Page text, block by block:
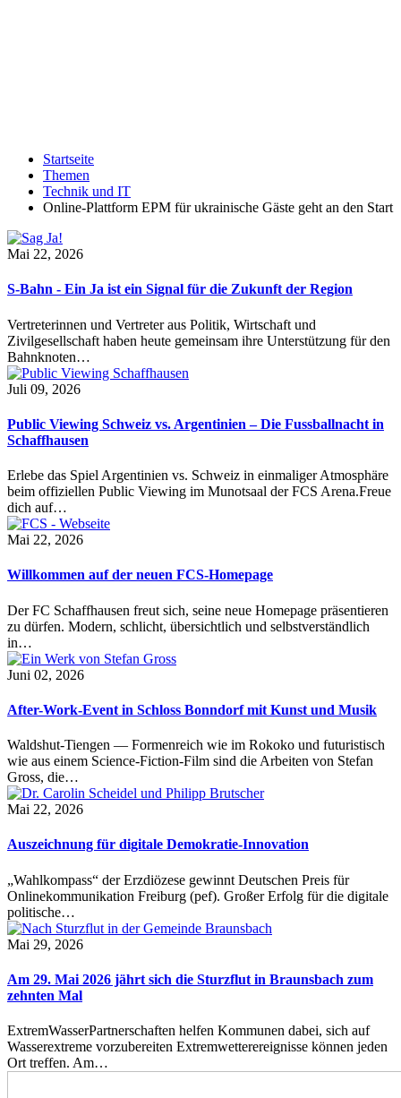
Startseite
Themen
Technik und IT
Online-Plattform EPM für ukrainische Gäste geht an den Start
Mai 22, 2026
S-Bahn - Ein Ja ist ein Signal für die Zukunft der Region
Vertreterinnen und Vertreter aus Politik, Wirtschaft und
Zivilgesellschaft haben heute gemeinsam ihre Unterstützung für den
Bahnknoten…
Juli 09, 2026
Public Viewing Schweiz vs. Argentinien – Die Fussballnacht in
Schaffhausen
Erlebe das Spiel Argentinien vs. Schweiz in einmaliger Atmosphäre
beim offiziellen Public Viewing im Munotsaal der FCS Arena.Freue
dich auf…
Mai 22, 2026
Willkommen auf der neuen FCS-Homepage
Der FC Schaffhausen freut sich, seine neue Homepage präsentieren
zu dürfen. Modern, schlicht, übersichtlich und selbstverständlich
in…
Juni 02, 2026
After-Work-Event in Schloss Bonndorf mit Kunst und Musik
Waldshut-Tiengen — Formenreich wie im Rokoko und futuristisch
wie aus einem Science-Fiction-Film sind die Arbeiten von Stefan
Gross, die…
Mai 22, 2026
Auszeichnung für digitale Demokratie-Innovation
„Wahlkompass“ der Erzdiözese gewinnt Deutschen Preis für
Onlinekommunikation Freiburg (pef). Großer Erfolg für die digitale
politische…
Mai 29, 2026
Am 29. Mai 2026 jährt sich die Sturzflut in Braunsbach zum
zehnten Mal
ExtremWasserPartnerschaften helfen Kommunen dabei, sich auf
Wasserextreme vorzubereiten Extremwetterereignisse können jeden
Ort treffen. Am…